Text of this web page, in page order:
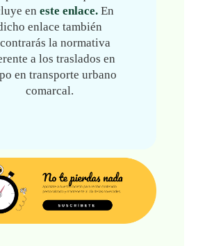
en este enlace. En
enlace también
la normativa
a los traslados en
en transporte urbano
comarcal.